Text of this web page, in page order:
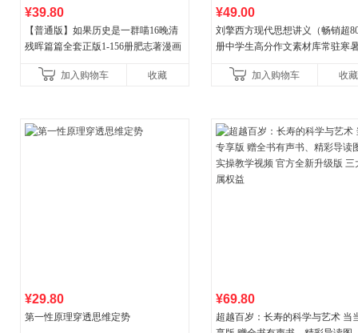
¥39.80
【普通版】如果历史是一群喵16晚清
残晖篇篇全套正版1-156册肥志著漫画
儿童西游喵知识
加入购物车 收藏
¥49.00
刘擎西方现代思想讲义（畅销超
册中学生高分作文素材库常驻寒
讲透西方思想史，哲学知
加入购物车 收藏
¥29.80
第一性原理穿透思维定势
¥69.80
超越百岁：长寿的科学与艺术 当